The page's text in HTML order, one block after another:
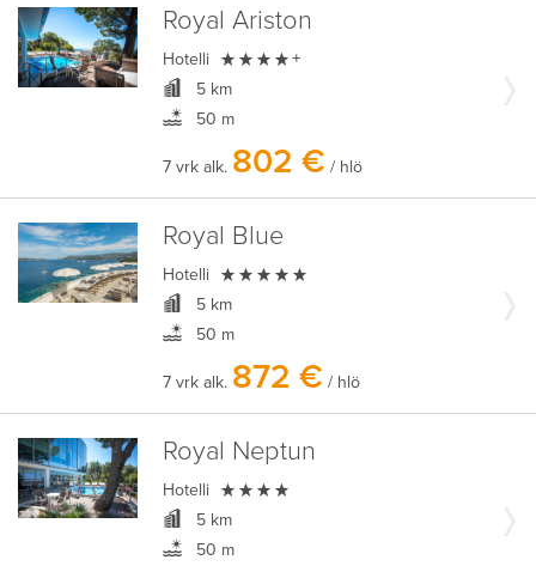
Royal Ariston
Hotelli  +
5 km
50 m
7 vrk alk. 802 € / hlö
Royal Blue
Hotelli 
5 km
50 m
7 vrk alk. 872 € / hlö
Royal Neptun
Hotelli 
5 km
50 m